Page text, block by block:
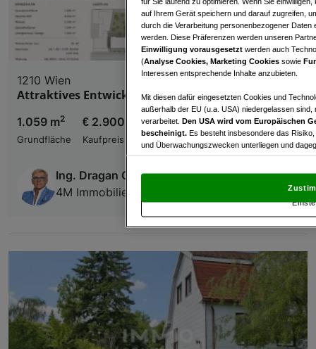
1210 Wien
Attraktives Entwicklungsgrundstück in Wien
1.059 m2
Grundfläche
€ 2.900.000,00
Kaufpreis
Ing. Dragan Cvetkovic, akad.IM
4M Immobilien & Consulting GMBH & Co KG
auf Ihrem Gerät speichern und darauf zugreifen,
durch die Verarbeitung personenbezogener
werden. Diese Präferenzen werden unseren
Einwilligung vorausgesetzt werden auch
(Analyse Cookies, Marketing Cookies sowie
Interessen entsprechende Inhalte anzubieten.
Mit diesen dafür eingesetzten Cookies und
außerhalb der EU (u.a. USA) niedergelassen
verarbeitet. Den USA wird vom Europäischen
bescheinigt. Es besteht insbesondere das
und Überwachungszwecken unterliegen und
und Widerspruch gegen die Verarbeitung auf der
„Cookie Einstellungen“, die sich auf jeder Seite
Verwendung genauer Standortdaten.
Zugriff auf Informationen auf einem Endgerät.
und der Performance von Inhalten,
Liste der Partner (Lieferanten)